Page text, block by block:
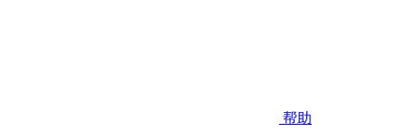
帮助